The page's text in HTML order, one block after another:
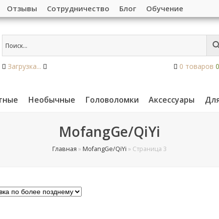
Отзывы Сотрудничество Блог Обучение
Загрузка... 0 товаров 0
Необычные Головоломки Аксессуары
MofangGe/QiYi
Главная » MofangGe/QiYi » Страница 3